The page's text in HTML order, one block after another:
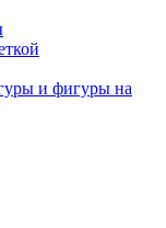
и фигуры на